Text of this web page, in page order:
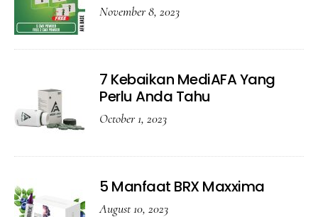
November 8, 2023
7 Kebaikan MediAFA Yang
Perlu Anda Tahu
October 1, 2023
5 Manfaat BRX Maxxima
August 10, 2023